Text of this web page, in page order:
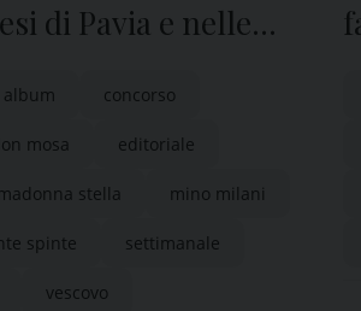
di Pavia e nelle
album concorso
mosa editoriale
stella mino milani
spinte settimanale
vescovo